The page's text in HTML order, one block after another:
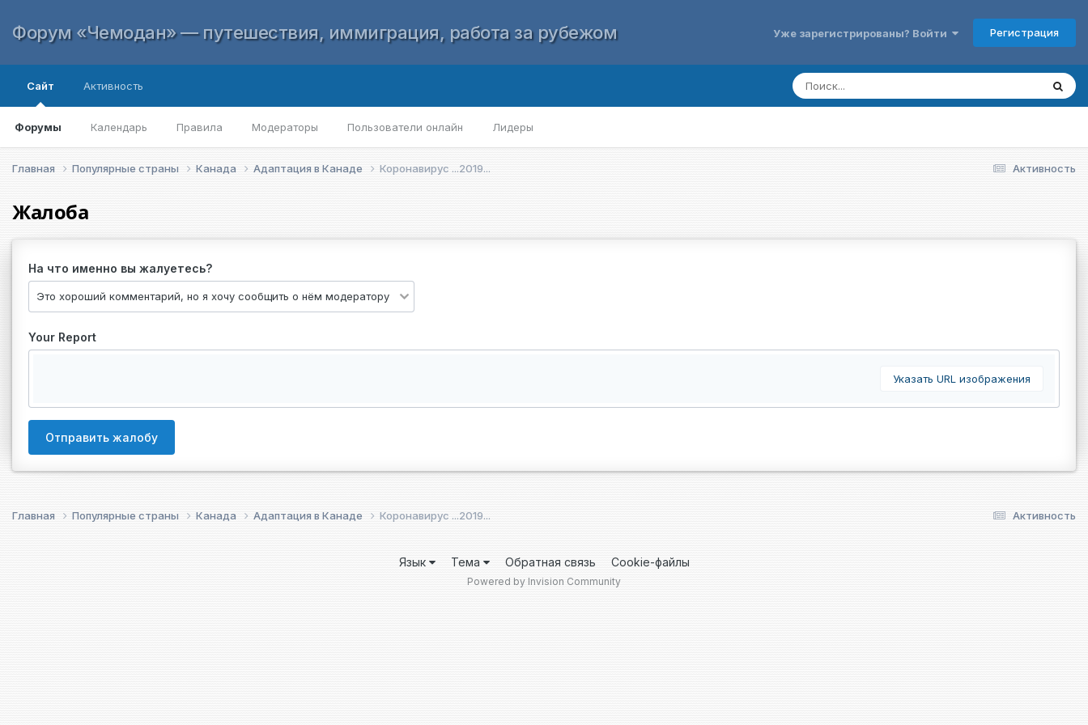
Форум «Чемодан» — путешествия, иммиграция, работа за рубежом Уже зарегистрированы? Войти Регистрация
Сайт
Форумы Календарь Правила Модераторы Пользователи онлайн Лидеры
Активность
Активность
Главная Популярные страны Канада Адаптация в Канаде Коронавирус ...2019...
Жалоба
На что именно вы жалуетесь?
Your Report
Указать URL изображения
Отправить жалобу
Активность
Главная Популярные страны Канада Адаптация в Канаде Коронавирус ...2019...
Язык Тема Обратная связь Cookie-файлы
Powered by Invision Community